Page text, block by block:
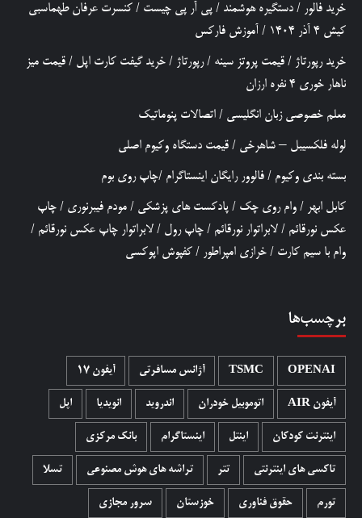
خرید فالور / دستگیره هوشمند / پی آر پی چیست / کنسرت عرفان طهماسبی
کیش 4 آذر 1404
/ آموزش فارکس
خرید رپورتاژ / قیمت پروتز سینه /رپورتاژ / خرید گیفت کارت اپل / قیمت میز
ناهار خوری 4 نفره ارزان
معلم خصوصی زبان انگلیسی / اتصالات پنوماتیک
لوله فلکسیبل – شاهرخی / قیمت دستگاه وکیوم اصلی
بسته بندی وکیوم / فالوور رایگان اینستاگرام /چاپ روی بوم
کابل ابهر / وام روی چک / پادکست های پزشکی / مودم فیبرنوری / چاپ
عکس نورقائم / لابراتوار نورقائم / چاپ رول / لابراتوار چاپ عکس نورقائم /
وام با سیم کارت / خرازی امپراطور / کفپوش اپوکسی
برچسب‌ها
OPENAI
TSMC آژانس مسافرتی آیفون 17
آیفون AIR اتوموبیل خودران اندروید انویدیا اپل
اینترنت کودکان اینتل اینستاگرام بانک مرکزی
تاکسی های اینترنتی تتر تراشه های هوش مصنوعی تسلا
تورم حقوق فناوری خوزستان سرور مجازی